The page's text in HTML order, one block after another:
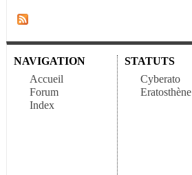
NAVIGATION
Accueil
Forum
Index
STATUTS
Cyberato
Eratosthène